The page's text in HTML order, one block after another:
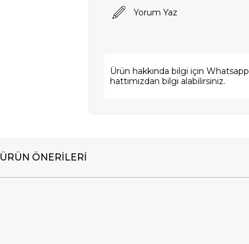
Yorum Yaz
Ürün hakkında bilgi için Whatsapp
hattımızdan bilgi alabilirsiniz.
ÜRÜN ÖNERILERI